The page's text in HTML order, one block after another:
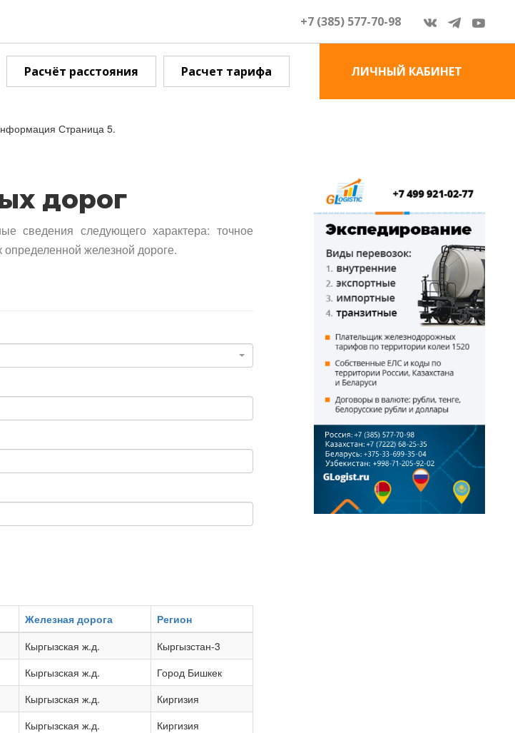
+7 (385) 577-70-98
Расчёт расстояния Расчет тарифа ЛИЧНЫЙ КАБИНЕТ
Страница 5.
дорог
сведения следующего характера: точное
железной дороге.
Железная дорога
Регион
Кыргызская ж.д.
Кыргызстан-3
Кыргызская ж.д.
Город Бишкек
Кыргызская ж.д.
Киргизия
Кыргызская ж.д.
Киргизия